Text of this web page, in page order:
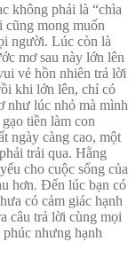
không phải là “chìa
cũng mong muốn
người. Lúc còn là
mơ sau này lớn lên
vẻ hồn nhiên trả lời
khi lớn lên, chỉ có
như lúc nhỏ mà mình
tiền làm con
ngày càng cao, một
trải qua. Hằng
cho cuộc sống của
hơn. Đến lúc bạn có
có cảm giác hạnh
câu trả lời cùng mọi
nhưng hạnh